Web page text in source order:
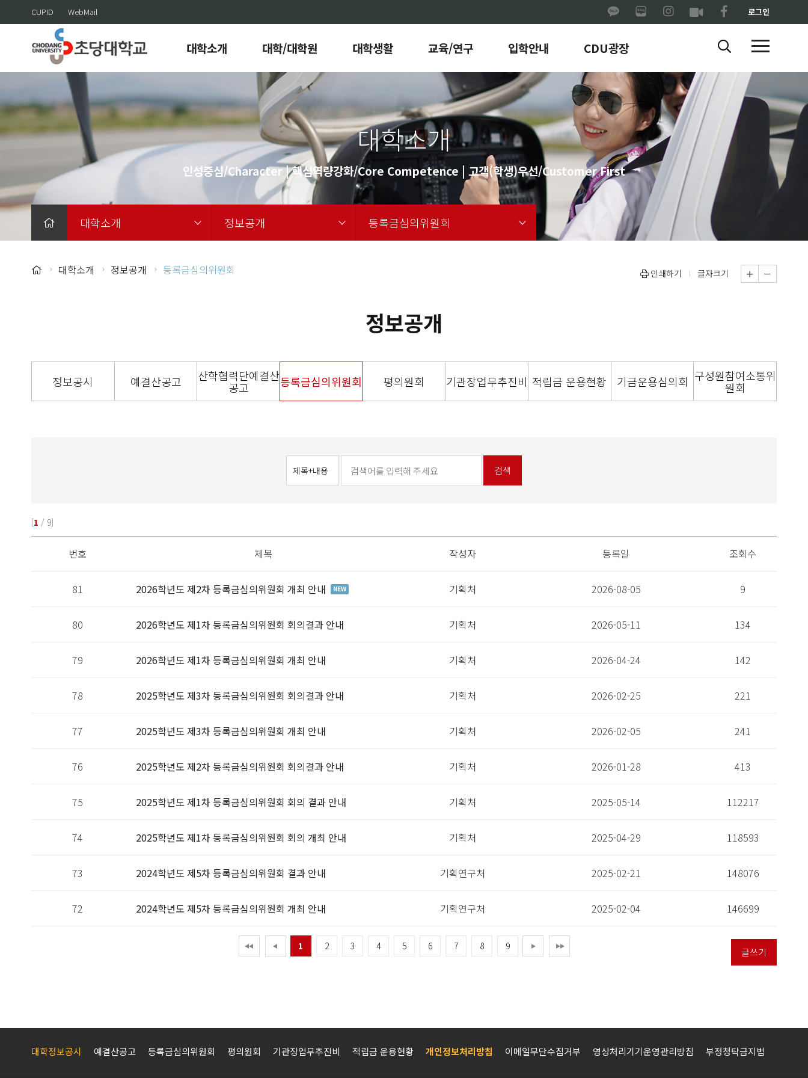
CUPID WebMail 로그인
대학소개 대학/대학원 대학생활 교육/연구 입학안내 CDU광장
대학소개
인성중심/Character | 핵심역량강화/Core Competence | 고객(학생)우선/Customer First
대학소개 정보공개 등록금심의위원회
대학소개 정보공개 등록금심의위원회 인쇄하기 글자크기
정보공개
정보공시 예결산공고 산학협력단예결산
공고 등록금심의위원회 평의원회 기관장업무추진비 적립금 운용현황 기금운용심의회 구성원참여소통위
원회
검색
[1 / 9]
번호 제목 작성자 등록일 조회수
81 2026학년도 제2차 등록금심의위원회 개최 안내 NEW 기획처 2026-08-05 9
80 2026학년도 제1차 등록금심의위원회 회의결과 안내 기획처 2026-05-11 134
79 2026학년도 제1차 등록금심의위원회 개최 안내 기획처 2026-04-24 142
78 2025학년도 제3차 등록금심의위원회 회의결과 안내 기획처 2026-02-25 221
77 2025학년도 제3차 등록금심의위원회 개최 안내 기획처 2026-02-05 241
76 2025학년도 제2차 등록금심의위원회 회의결과 안내 기획처 2026-01-28 413
75 2025학년도 제1차 등록금심의위원회 회의 결과 안내 기획처 2025-05-14 112217
74 2025학년도 제1차 등록금심의위원회 회의 개최 안내 기획처 2025-04-29 118593
73 2024학년도 제5차 등록금심의위원회 결과 안내 기획연구처 2025-02-21 148076
72 2024학년도 제5차 등록금심의위원회 개최 안내 기획연구처 2025-02-04 146699
글쓰기
1 2 3 4 5 6 7 8 9
대학정보공시 예결산공고 등록금심의위원회 평의원회 기관장업무추진비 적립금 운용현황 개인정보처리방침 이메일무단수집거부 영상처리기기운영관리방침 부정청탁금지법